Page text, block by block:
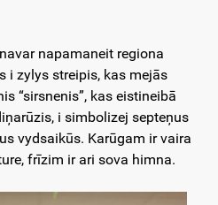
napamaneit regiona
i zylys streipis, kas mejās
“sirsnenis”, kas eistineibā
i simbolizej septeņus
vydsaikūs. Karūgam ir vaira
frīzim ir ari sova himna.